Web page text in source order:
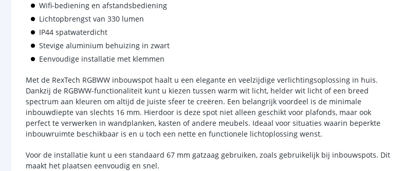
Wifi-bediening en afstandsbediening
Lichtopbrengst van 330 lumen
IP44 spatwaterdicht
Stevige aluminium behuizing in zwart
Eenvoudige installatie met klemmen
Met de RexTech RGBWW inbouwspot haalt u een elegante en veelzijdige verlichtingsoplossing in huis.
Dankzij de RGBWW-functionaliteit kunt u kiezen tussen warm wit licht, helder wit licht of een breed
spectrum aan kleuren om altijd de juiste sfeer te creëren. Een belangrijk voordeel is de minimale
inbouwdiepte van slechts 16 mm. Hierdoor is deze spot niet alleen geschikt voor plafonds, maar ook
perfect te verwerken in wandplanken, kasten of andere meubels. Ideaal voor situaties waarin beperkte
inbouwruimte beschikbaar is en u toch een nette en functionele lichtoplossing wenst.
Voor de installatie kunt u een standaard 67 mm gatzaag gebruiken, zoals gebruikelijk bij inbouwspots. Dit
maakt het plaatsen eenvoudig en snel.